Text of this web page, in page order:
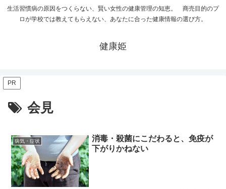
生活習慣病の原因をつくらない、賢い女性の健康管理の知恵。 商売目的のプ
ロが学校では教えてもらえない、あなたに合った健康情報の選び方。
健康姫
PR
会見
病気・症状
消毒・殺菌にこだわると、免疫が
下がりかねない